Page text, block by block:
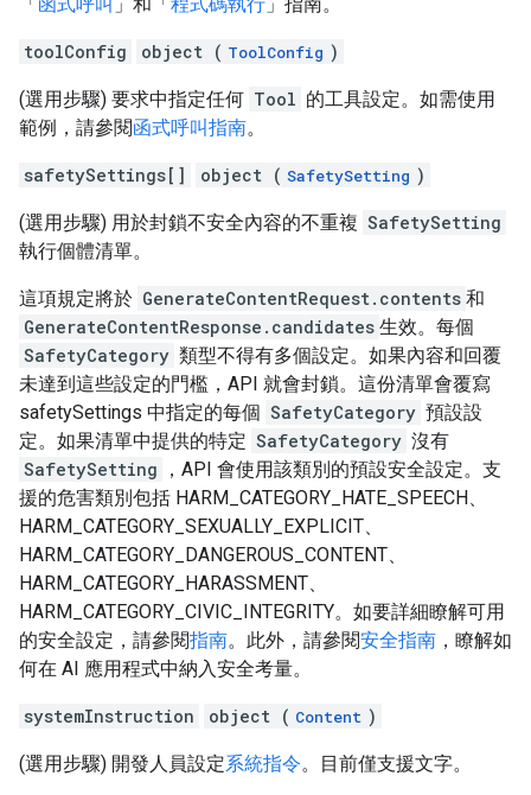
toolConfig object ( ToolConfig )
(選用步驟) 要求中指定任何 Tool 的工具設定。如需使用
範例，請參閱函式呼叫指南。
safetySettings[] object ( SafetySetting )
(選用步驟) 用於封鎖不安全內容的不重複 SafetySetting
執行個體清單。
這項規定將於 GenerateContentRequest.contents 和
GenerateContentResponse.candidates 生效。每個
SafetyCategory 類型不得有多個設定。如果內容和回覆
未達到這些設定的門檻，API 就會封鎖。這份清單會覆寫
safetySettings 中指定的每個 SafetyCategory 預設設
定。如果清單中提供的特定 SafetyCategory 沒有
SafetySetting
，API 會使用該類別的預設安全設定。支
援的危害類別包括 HARM_CATEGORY_HATE_SPEECH、
HARM_CATEGORY_SEXUALLY_EXPLICIT、
HARM_CATEGORY_DANGEROUS_CONTENT、
HARM_CATEGORY_HARASSMENT、
HARM_CATEGORY_CIVIC_INTEGRITY。如要詳細瞭解可用
的安全設定，請參閱指南。此外，請參閱安全指南 ，瞭解如
何在 AI 應用程式中納入安全考量。
systemInstruction object ( Content )
(選用步驟) 開發人員設定系統指令。目前僅支援文字。